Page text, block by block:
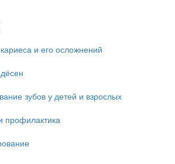
и его осложнений
зубов у детей и взрослых
профилактика